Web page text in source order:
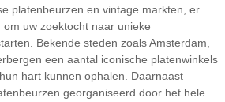
platenbeurzen en vintage markten, er
uw zoektocht naar unieke
Bekende steden zoals Amsterdam,
een aantal iconische platenwinkels
hart kunnen ophalen. Daarnaast
georganiseerd door het hele